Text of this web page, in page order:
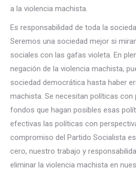
a la violencia machista.
Es responsabilidad de toda la
Seremos una sociedad mejor si
sociales con las gafas violeta. En
negación de la violencia machista,
sociedad democrática hasta haber
machista. Se necesitan políticas con
fondos que hagan posibles esas
efectivas las políticas con
compromiso del Partido Socialista
cero, nuestro trabajo y
eliminar la violencia machista en